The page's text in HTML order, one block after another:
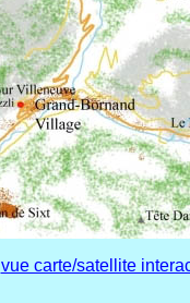
vue carte/satellite